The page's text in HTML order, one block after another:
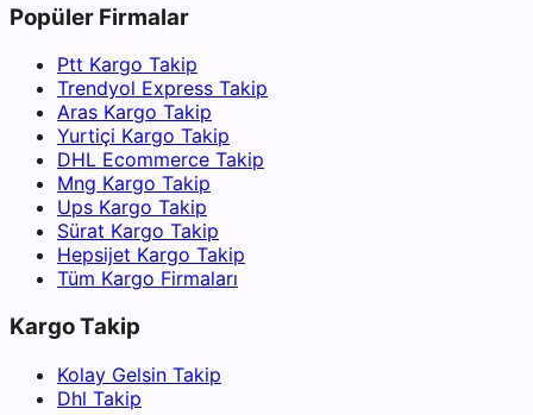
Popüler Firmalar
Ptt Kargo Takip
Trendyol Express Takip
Aras Kargo Takip
Yurtiçi Kargo Takip
DHL Ecommerce Takip
Mng Kargo Takip
Ups Kargo Takip
Sürat Kargo Takip
Hepsijet Kargo Takip
Tüm Kargo Firmaları
Kargo Takip
Kolay Gelsin Takip
Dhl Takip